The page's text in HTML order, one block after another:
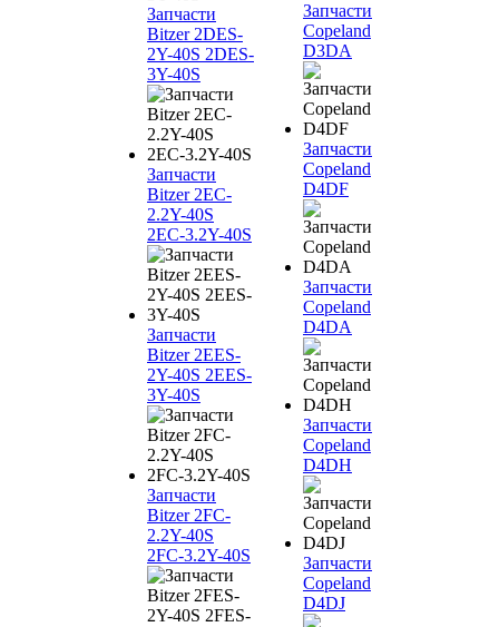
Запчасти
Bitzer 2DES-
2Y-40S 2DES-
3Y-40S
Запчасти
Bitzer 2EC-
2.2Y-40S
2EC-3.2Y-40S
Запчасти
Bitzer 2EES-
2Y-40S 2EES-
3Y-40S
Запчасти
Bitzer 2FC-
2.2Y-40S
2FC-3.2Y-40S
Запчасти
Copeland
D3DA
Запчасти
Copeland
D4DF
Запчасти
Copeland
D4DA
Запчасти
Copeland
D4DH
Запчасти
Copeland
D4DJ